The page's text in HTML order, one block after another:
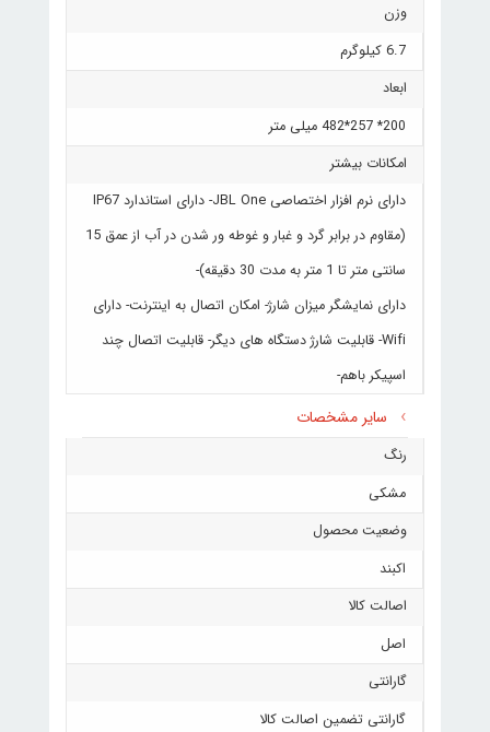
وزن
6.7 کیلوگرم
ابعاد
200* 257*482 میلی متر
امکانات بیشتر
دارای نرم افزار اختصاصی JBL One- دارای استاندارد IP67
(مقاوم در برابر گرد و غبار و غوطه ور شدن در آب از عمق 15
سانتی متر تا 1 متر به مدت 30 دقیقه)-
دارای نمایشگر میزان شارژ- امکان اتصال به اینترنت- دارای
Wifi- قابلیت شارژ دستگاه های دیگر- قابلیت اتصال چند
اسپیکر باهم-
سایر مشخصات
رنگ
مشکی
وضعیت محصول
اکبند
اصالت کالا
اصل
گارانتی
گارانتی تضمین اصالت کالا